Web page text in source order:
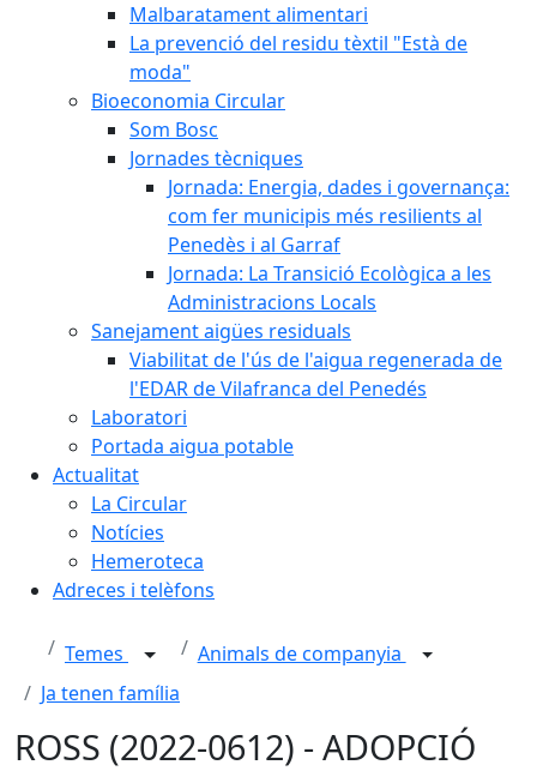
Malbaratament alimentari
La prevenció del residu tèxtil "Està de
moda"
Bioeconomia Circular
Som Bosc
Jornades tècniques
Jornada: Energia, dades i governança:
com fer municipis més resilients al
Penedès i al Garraf
Jornada: La Transició Ecològica a les
Administracions Locals
Sanejament aigües residuals
Viabilitat de l'ús de l'aigua regenerada de
l'EDAR de Vilafranca del Penedés
Laboratori
Portada aigua potable
Actualitat
La Circular
Notícies
Hemeroteca
Adreces i telèfons
Temes
Animals de companyia
Ja tenen família
ROSS (2022-0612) - ADOPCIÓ